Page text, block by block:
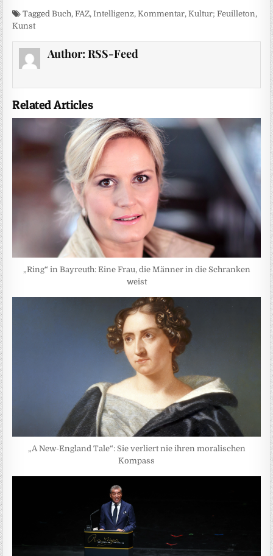
Tagged Buch,FAZ,Intelligenz,Kommentar,Kultur; Feuilleton,
Kunst
Author: RSS-Feed
Related Articles
„Ring“ in Bayreuth: Eine Frau, die Männer in die Schranken
weist
„A New-England Tale“: Sie verliert nie ihren moralischen
Kompass